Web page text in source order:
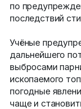
по
последствий
Учёные
дальнейшего
выбросами
ископаемого
погодные
чаще и